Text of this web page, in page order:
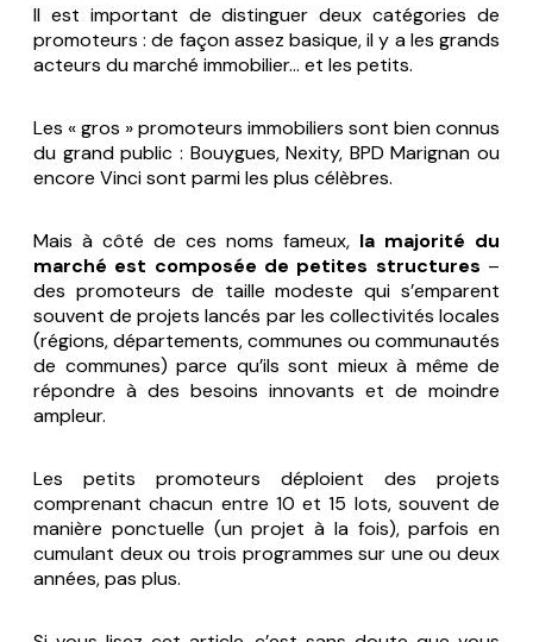
Il est important de distinguer deux catégories de
promoteurs : de façon assez basique, il y a les grands
acteurs du marché immobilier… et les petits.
Les « gros » promoteurs immobiliers sont bien connus
du grand public : Bouygues, Nexity, BPD Marignan ou
encore Vinci sont parmi les plus célèbres.
Mais à côté de ces noms fameux, la majorité du
marché est composée de petites structures –
des promoteurs de taille modeste qui s’emparent
souvent de projets lancés par les collectivités locales
(régions, départements, communes ou communautés
de communes) parce qu’ils sont mieux à même de
répondre à des besoins innovants et de moindre
ampleur.
Les petits promoteurs déploient des projets
comprenant chacun entre 10 et 15 lots, souvent de
manière ponctuelle (un projet à la fois), parfois en
cumulant deux ou trois programmes sur une ou deux
années, pas plus.